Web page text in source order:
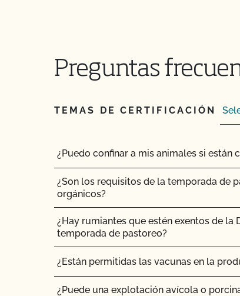
¿Cómo funcionan las inspecciones
¿Cómo se comparan la normativa
(PSO)?
¿Cuánto tiempo se tarda en obtener la
CCOF?
¿Cuánto se tarda en obtener el
¿Cuánto cuesta?
¿Cuánto tiempo se tarda en recibir los
Preguntas
TEMAS DE CERTIFICACIÓN
¿Puedo confinar a mis animales si están
¿Son los requisitos de la temporada de
orgánicos?
¿Hay rumiantes que estén exentos de la
temporada de pastoreo?
¿Están permitidas las vacunas en la
¿Puede una explotación avícola o